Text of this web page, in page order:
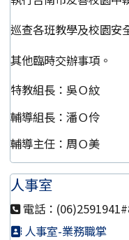
巡查各班教學及校園安
其他臨時交辦事項。
特教組長：吳Ｏ紋
輔導組長：潘Ｏ伶
輔導主任：周Ｏ美
人事室
電話：
人事室-業務職掌